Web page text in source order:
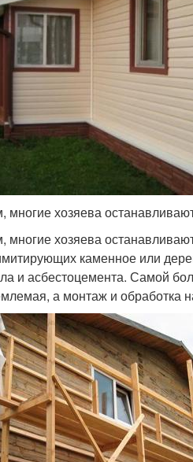
хозяева
хозяева
каменное или
и асбестоцемента. Самой
а монтаж и обработка